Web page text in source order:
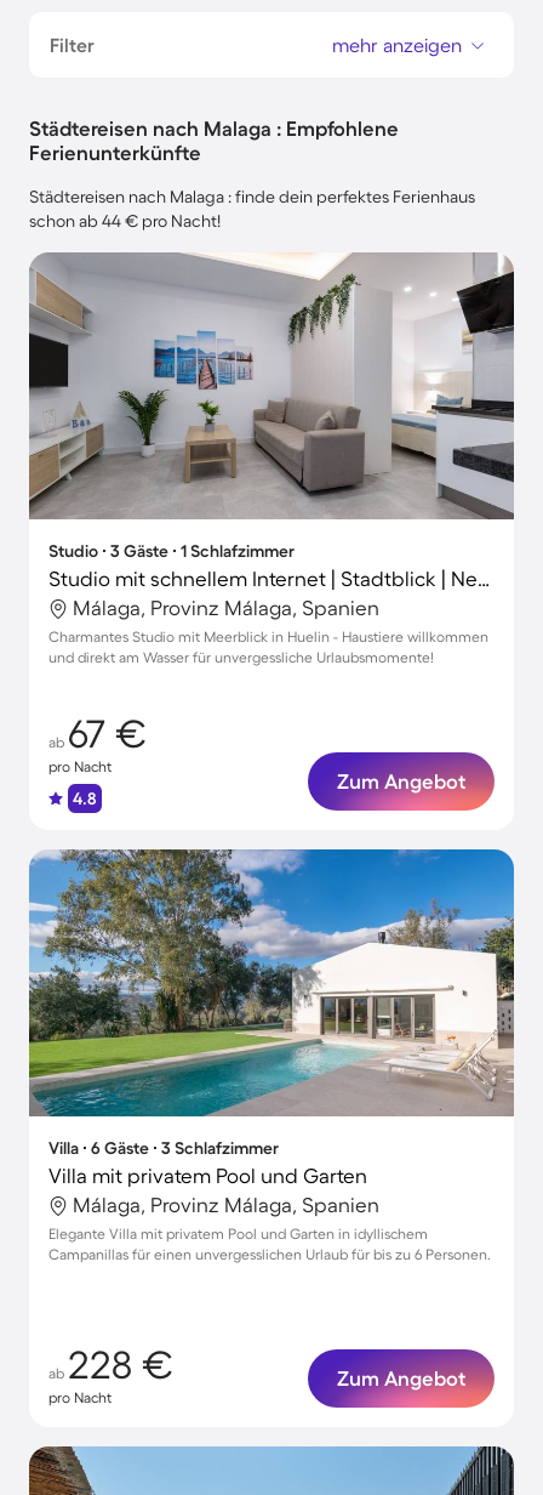
Filter mehr anzeigen
Städtereisen nach Malaga : Empfohlene
Ferienunterkünfte
Städtereisen nach Malaga : finde dein perfektes Ferienhaus
schon ab 44 € pro Nacht!
Studio ∙ 3 Gäste ∙ 1 Schlafzimmer
Studio mit schnellem Internet | Stadtblick | Neben dem Strand | Haustiere erlaubt
Málaga, Provinz Málaga, Spanien
Charmantes Studio mit Meerblick in Huelin - Haustiere willkommen
und direkt am Wasser für unvergessliche Urlaubsmomente!
ab 67 €
pro Nacht
4.8
Zum Angebot
Villa ∙ 6 Gäste ∙ 3 Schlafzimmer
Villa mit privatem Pool und Garten
Málaga, Provinz Málaga, Spanien
Elegante Villa mit privatem Pool und Garten in idyllischem
Campanillas für einen unvergesslichen Urlaub für bis zu 6 Personen.
ab 228 €
pro Nacht
Zum Angebot